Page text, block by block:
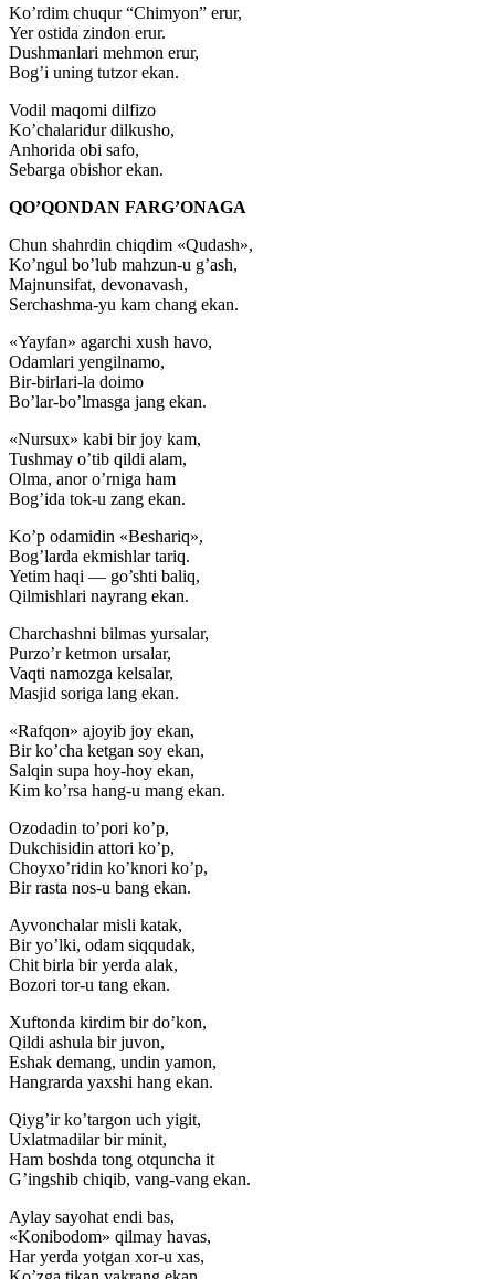
Ko’rdim chuqur “Chimyon” erur,
Yer ostida zindon erur.
Dushmanlari mehmon erur,
Bog’i uning tutzor ekan.
Vodil maqomi dilfizo
Ko’chalaridur dilkusho,
Anhorida obi safo,
Sebarga obishor ekan.
QO’QONDAN FARG’ONAGA
Chun shahrdin chiqdim «Qudash»,
Ko’ngul bo’lub mahzun-u g’ash,
Majnunsifat, devonavash,
Serchashma-yu kam chang ekan.
«Yayfan» agarchi xush havo,
Odamlari yengilnamo,
Bir-birlari-la doimo
Bo’lar-bo’lmasga jang ekan.
«Nursux» kabi bir joy kam,
Tushmay o’tib qildi alam,
Olma, anor o’rniga ham
Bog’ida tok-u zang ekan.
Ko’p odamidin «Beshariq»,
Bog’larda ekmishlar tariq.
Yetim haqi — go’shti baliq,
Qilmishlari nayrang ekan.
Charchashni bilmas yursalar,
Purzo’r ketmon ursalar,
Vaqti namozga kelsalar,
Masjid soriga lang ekan.
«Rafqon» ajoyib joy ekan,
Bir ko’cha ketgan soy ekan,
Salqin supa hoy-hoy ekan,
Kim ko’rsa hang-u mang ekan.
Ozodadin to’pori ko’p,
Dukchisidin attori ko’p,
Choyxo’ridin ko’knori ko’p,
Bir rasta nos-u bang ekan.
Ayvonchalar misli katak,
Bir yo’lki, odam siqqudak,
Chit birla bir yerda alak,
Bozori tor-u tang ekan.
Xuftonda kirdim bir do’kon,
Qildi ashula bir juvon,
Eshak demang, undin yamon,
Hangrarda yaxshi hang ekan.
Qiyg’ir ko’targon uch yigit,
Uxlatmadilar bir minit,
Ham boshda tong otquncha it
G’ingshib chiqib, vang-vang ekan.
Aylay sayohat endi bas,
«Konibodom» qilmay havas,
Har yerda yotgan xor-u xas,